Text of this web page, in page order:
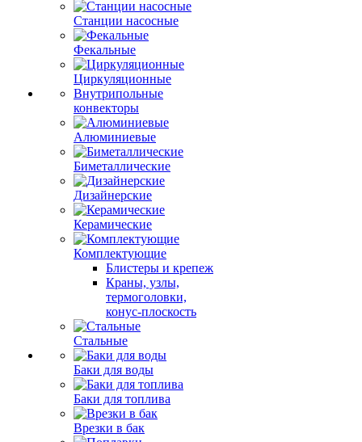
Станции насосные
Фекальные
Циркуляционные
Внутрипольные
конвекторы
Алюминиевые
Биметаллические
Дизайнерские
Керамические
Комплектующие
Блистеры и крепеж
Краны, узлы,
термоголовки,
конус-плоскость
Стальные
Баки для воды
Баки для топлива
Врезки в бак